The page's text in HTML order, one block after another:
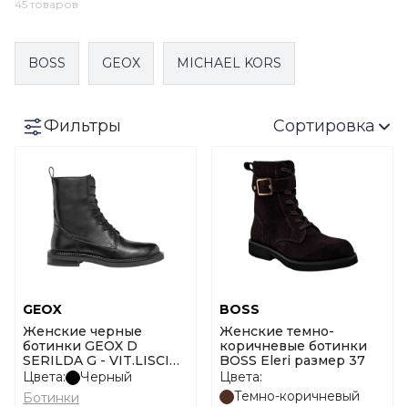
45 товаров
BOSS GEOX MICHAEL KORS
Фильтры Сортировка
GEOX
Женские черные
ботинки GEOX D
SERILDA G - VIT.LISCIO
размер 36
Цвета:
Черный
Ботинки
BOSS
Женские темно-
коричневые ботинки
BOSS Eleri размер 37
Цвета:
Темно-коричневый